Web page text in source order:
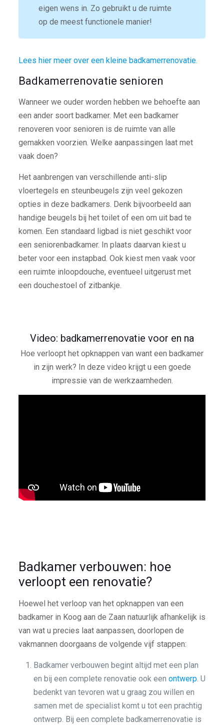
eigen wens in. Zo gebruikt u de ruimte
op de meest functionele manier!
Lees hier meer over een kleine badkamerrenovatie.
Badkamerrenovatie senioren
Wanneer we ouder worden hebben we behoefte aan
een ander soort badkamer. Met een badkamer
renoveren voor senioren is de ruimte van alle
gemakken voorzien. Welke aanpassingen laat met
vaak doen?
Het aanbrengen van verschillende anti-slip
vloertegels en steunbeugels zijn veel gekozen
opties in deze badkamers. Denk bijvoorbeeld aan
handige beugels bij het toilet of een om uit bad te
komen. Een standaard ligbad is niet geschikt voor
een seniorenbadkamer. In plaats daarvan kiest u
beter voor een instapbad. Ook kiest men vaak voor
een ruimte inloopdouche, eventueel uitgerust met
een douchestoel of zitbankje.
Video: badkamerrenovatie voor en na
Hoe verloopt het opknappen van want een badkamer
in zijn werk? In deze video krijgt u een goede
impressie van de werkzaamheden.
Badkamer verbouwen: hoe
verloopt een renovatie?
Hoewel het verloop van het opknappen van een
badkamer in Koog aan de Zaan natuurlijk afhankelijk is
van wat u precies laat aanpassen, doorlopen de
vakmannen doorgaans de volgende vijf stappen:
Badkamer verbouwen begint altijd met een plan
en bij een complete renovatie ook een ontwerp. U
bedenkt van tevoren wat u graag zou willen en
samen met de specialist komt u tot een prachtig
ontwerp. Bij een complete badkamerrenovatie is